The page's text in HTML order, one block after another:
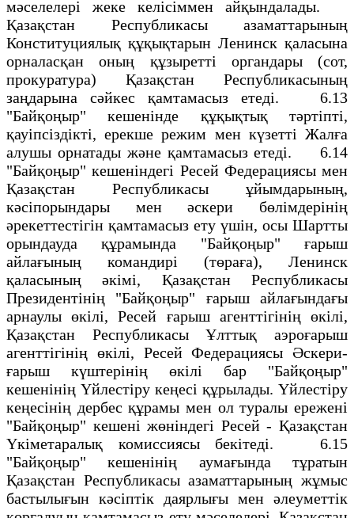
мәселелері жеке келісіммен айқындалады.
Қазақстан Республикасы азаматтарының
Конституциялық құқықтарын Ленинск қаласына
орналасқан оның құзыретті органдары (сот,
прокуратура) Қазақстан Республикасының
заңдарына сәйкес қамтамасыз етеді. 6.13
"Байқоңыр" кешенінде құқықтық тәртіпті,
қауіпсіздікті, ерекше режим мен күзетті Жалға
алушы орнатады және қамтамасыз етеді. 6.14
"Байқоңыр" кешеніндегі Ресей Федерациясы мен
Қазақстан Республикасы ұйымдарының,
кәсіпорындары мен әскери бөлімдерінің
әрекеттестігін қамтамасыз ету үшін, осы Шартты
орындауда құрамында "Байқоңыр" ғарыш
айлағының командирі (төраға), Ленинск
қаласының әкімі, Қазақстан Республикасы
Президентінің "Байқоңыр" ғарыш айлағындағы
арнаулы өкілі, Ресей ғарыш агенттігінің өкілі,
Қазақстан Республикасы Ұлттық аэроғарыш
агенттігінің өкілі, Ресей Федерациясы Әскери-
ғарыш күштерінің өкілі бар "Байқоңыр"
кешенінің Үйлестіру кеңесі құрылады. Үйлестіру
кеңесінің дербес құрамы мен ол туралы ережені
"Байқоңыр" кешені жөніндегі Ресей - Қазақстан
Үкіметаралық комиссиясы бекітеді. 6.15
"Байқоңыр" кешенінің аумағында тұратын
Қазақстан Республикасы азаматтарының жұмыс
бастылығын кәсіптік даярлығы мен әлеуметтік